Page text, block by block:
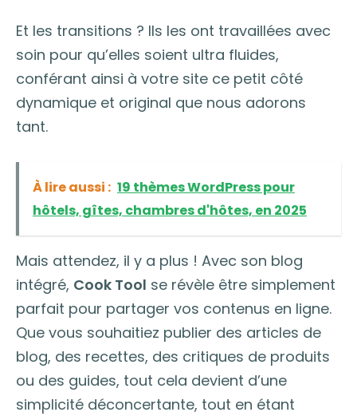
Et les transitions ? Ils les ont travaillées avec
soin pour qu’elles soient ultra fluides,
conférant ainsi à votre site ce petit côté
dynamique et original que nous adorons
tant.
À lire aussi : 19 thèmes WordPress pour
hôtels, gîtes, chambres d'hôtes, en 2025
Mais attendez, il y a plus ! Avec son blog
intégré, Cook Tool se révèle être simplement
parfait pour partager vos contenus en ligne.
Que vous souhaitiez publier des articles de
blog, des recettes, des critiques de produits
ou des guides, tout cela devient d’une
simplicité déconcertante, tout en étant